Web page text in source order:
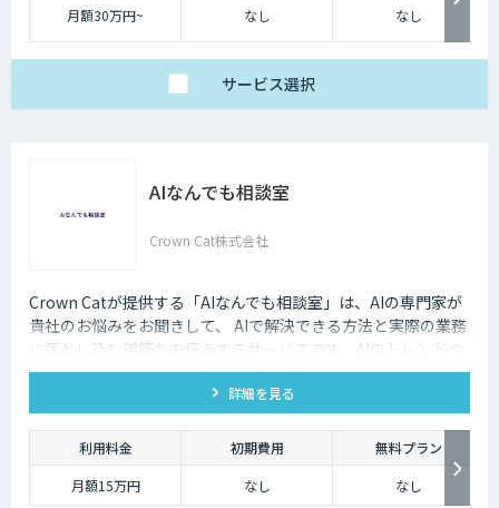
月額30万円~ なし なし
サービス選択
AIなんでも相談室
Crown Cat株式会社
Crown Catが提供する「AIなんでも相談室」は、AIの専門家が
貴社のお悩みをお聞きして、 AIで解決できる方法と実際の業務
に落とし込む道筋をお伝えするサービスです。AIのトレンドや
最新の事例はもちろん、自社にあった活用を安価にクイックに
詳細を見る
利用料金 初期費用
無料プラン
月額15万円
なし なし